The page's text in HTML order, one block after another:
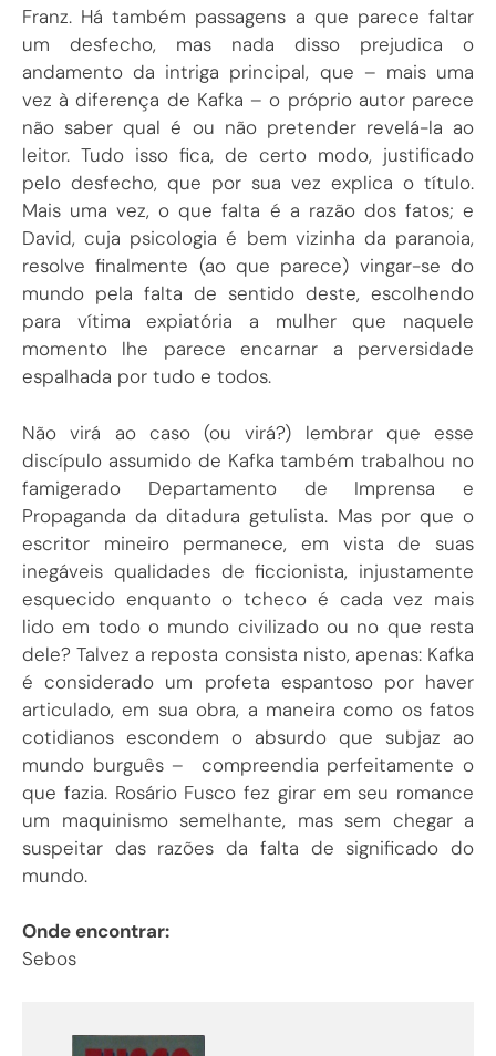
Franz. Há também passagens a que parece faltar
um desfecho, mas nada disso prejudica o
andamento da intriga principal, que – mais uma
vez à diferença de Kafka – o próprio autor parece
não saber qual é ou não pretender revelá-la ao
leitor. Tudo isso fica, de certo modo, justificado
pelo desfecho, que por sua vez explica o título.
Mais uma vez, o que falta é a razão dos fatos; e
David, cuja psicologia é bem vizinha da paranoia,
resolve finalmente (ao que parece) vingar-se do
mundo pela falta de sentido deste, escolhendo
para vítima expiatória a mulher que naquele
momento lhe parece encarnar a perversidade
espalhada por tudo e todos.
Não virá ao caso (ou virá?) lembrar que esse
discípulo assumido de Kafka também trabalhou no
famigerado Departamento de Imprensa e
Propaganda da ditadura getulista. Mas por que o
escritor mineiro permanece, em vista de suas
inegáveis qualidades de ficcionista, injustamente
esquecido enquanto o tcheco é cada vez mais
lido em todo o mundo civilizado ou no que resta
dele? Talvez a reposta consista nisto, apenas: Kafka
é considerado um profeta espantoso por haver
articulado, em sua obra, a maneira como os fatos
cotidianos escondem o absurdo que subjaz ao
mundo burguês – compreendia perfeitamente o
que fazia. Rosário Fusco fez girar em seu romance
um maquinismo semelhante, mas sem chegar a
suspeitar das razões da falta de significado do
mundo.
Onde encontrar:
Sebos